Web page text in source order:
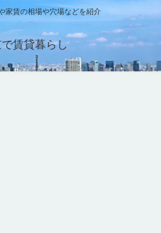
家賃の相場や穴場などを紹介
賃貸暮らし